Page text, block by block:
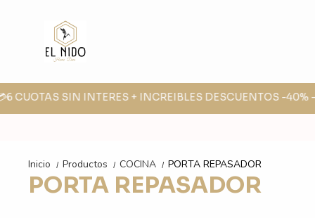
CUOTAS SIN INTERES + INCREIBLES DESCUENTOS -40% -
Inicio / Productos / COCINA / PORTA REPASADOR
PORTA REPASADOR